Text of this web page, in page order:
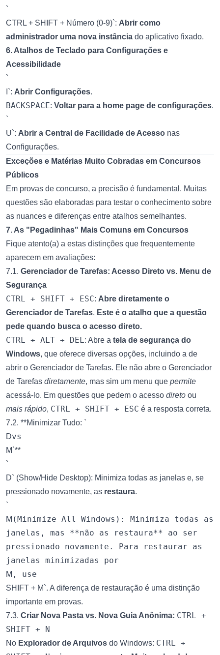
`
CTRL + SHIFT + Número (0-9)`: Abrir como
administrador uma nova instância do aplicativo fixado.
6. Atalhos de Teclado para Configurações e
Acessibilidade
`
I`: Abrir Configurações.
BACKSPACE: Voltar para a home page de configurações.
`
U`: Abrir a Central de Facilidade de Acesso nas
Configurações.
Exceções e Matérias Muito Cobradas em Concursos
Públicos
Em provas de concurso, a precisão é fundamental. Muitas
questões são elaboradas para testar o conhecimento sobre
as nuances e diferenças entre atalhos semelhantes.
7. As "Pegadinhas" Mais Comuns em Concursos
Fique atento(a) a estas distinções que frequentemente
aparecem em avaliações:
7.1. Gerenciador de Tarefas: Acesso Direto vs. Menu de
Segurança
CTRL + SHIFT + ESC: Abre diretamente o
Gerenciador de Tarefas. Este é o atalho que a questão
pede quando busca o acesso direto.
CTRL + ALT + DEL: Abre a tela de segurança do
Windows, que oferece diversas opções, incluindo a de
abrir o Gerenciador de Tarefas. Ele não abre o Gerenciador
de Tarefas diretamente, mas sim um menu que permite
acessá-lo. Em questões que pedem o acesso direto ou
mais rápido, CTRL + SHIFT + ESC é a resposta correta.
7.2. **Minimizar Tudo: `
Dvs
M`**
`
D` (Show/Hide Desktop): Minimiza todas as janelas e, se
pressionado novamente, as restaura.
`
M (Minimize All Windows): Minimiza todas as
janelas, mas **não as restaura** ao ser
pressionado novamente. Para restaurar as
janelas minimizadas por
M , use
SHIFT + M`. A diferença de restauração é uma distinção
importante em provas.
7.3. Criar Nova Pasta vs. Nova Guia Anônima: CTRL +
SHIFT + N
No Explorador de Arquivos do Windows: CTRL +